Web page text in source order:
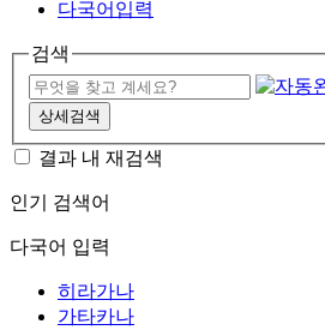
다국어입력
검색
상세검색
결과 내 재검색
인기 검색어
다국어 입력
히라가나
가타카나